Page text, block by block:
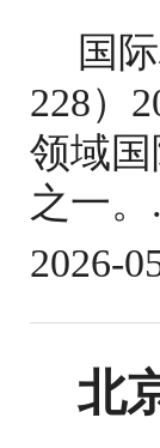
国
228）
领域
之一。
2026-
北